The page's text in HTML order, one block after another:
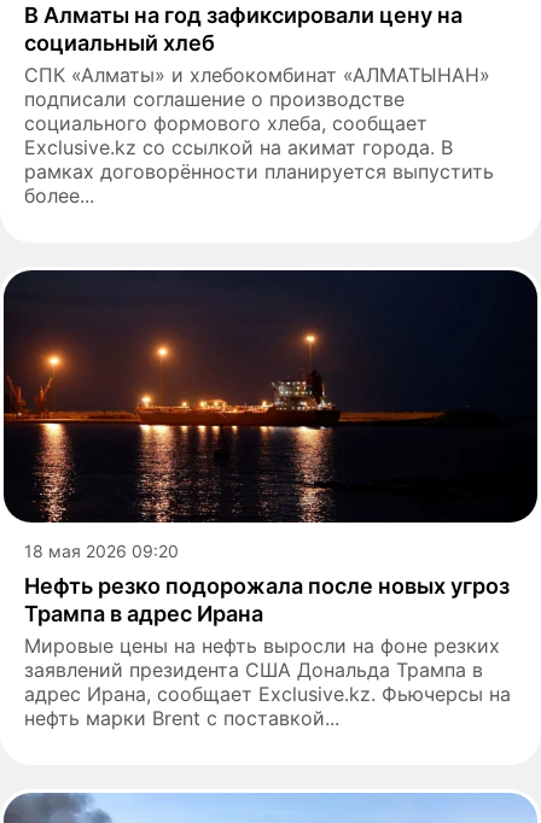
В Алматы на год зафиксировали цену на
социальный хлеб
СПК «Алматы» и хлебокомбинат «АЛМАТЫНАН»
подписали соглашение о производстве
социального формового хлеба, сообщает
Еxclusive.kz со ссылкой на акимат города. В
рамках договорённости планируется выпустить
более...
18 мая 2026 09:20
Нефть резко подорожала после новых угроз
Трампа в адрес Ирана
Мировые цены на нефть выросли на фоне резких
заявлений президента США Дональда Трампа в
адрес Ирана, сообщает Еxclusive.kz. Фьючерсы на
нефть марки Brent с поставкой...